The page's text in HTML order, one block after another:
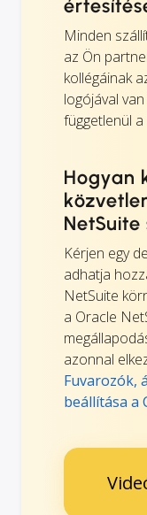
Minden
az Ön
kollégáinak
logójával
függetlenül
Hogyan
Kérjen egy
adhatja
NetSuite
a Oracle
azonnal
Fuvarozók,
beállítása a